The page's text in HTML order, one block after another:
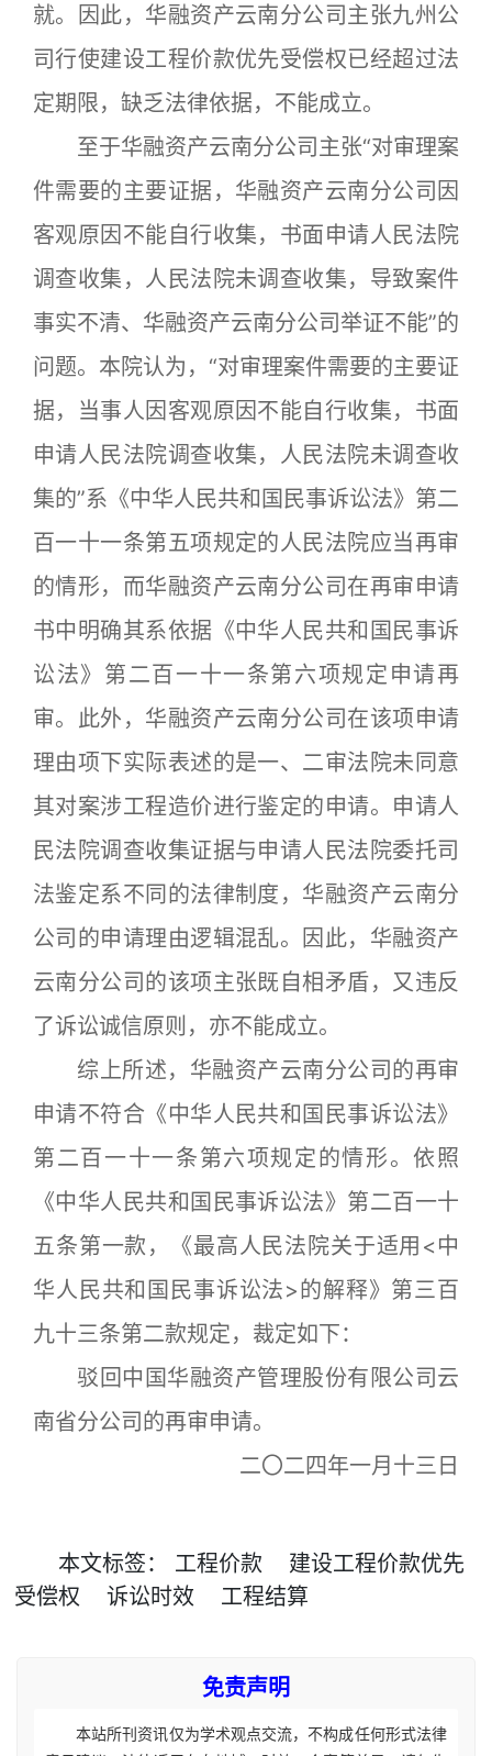
就。因此，华融资产云南分公司主张九州公
司行使建设工程价款优先受偿权已经超过法
定期限，缺乏法律依据，不能成立。
至于华融资产云南分公司主张“对审理案
件需要的主要证据，华融资产云南分公司因
客观原因不能自行收集，书面申请人民法院
调查收集，人民法院未调查收集，导致案件
事实不清、华融资产云南分公司举证不能”的
问题。本院认为，“对审理案件需要的主要证
据，当事人因客观原因不能自行收集，书面
申请人民法院调查收集，人民法院未调查收
集的”系《中华人民共和国民事诉讼法》第二
百一十一条第五项规定的人民法院应当再审
的情形，而华融资产云南分公司在再审申请
书中明确其系依据《中华人民共和国民事诉
讼法》第二百一十一条第六项规定申请再
审。此外，华融资产云南分公司在该项申请
理由项下实际表述的是一、二审法院未同意
其对案涉工程造价进行鉴定的申请。申请人
民法院调查收集证据与申请人民法院委托司
法鉴定系不同的法律制度，华融资产云南分
公司的申请理由逻辑混乱。因此，华融资产
云南分公司的该项主张既自相矛盾，又违反
了诉讼诚信原则，亦不能成立。
综上所述，华融资产云南分公司的再审
申请不符合《中华人民共和国民事诉讼法》
第二百一十一条第六项规定的情形。依照
《中华人民共和国民事诉讼法》第二百一十
五条第一款，《最高人民法院关于适用<中
华人民共和国民事诉讼法>的解释》第三百
九十三条第二款规定，裁定如下：
驳回中国华融资产管理股份有限公司云
南省分公司的再审申请。
二〇二四年一月十三日
本文标签： 工程价款
建设工程价款优先
受偿权
诉讼时效 工程结算
免责声明
本站所刊资讯仅为学术观点交流，不构成任何形式法律